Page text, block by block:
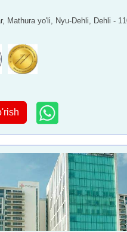
Mathura yo'li, Nyu-Dehli, Dehli -